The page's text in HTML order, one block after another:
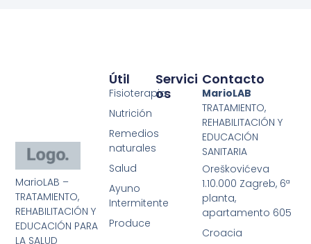
MarioLAB –
TRATAMIENTO,
REHABILITACIÓN Y
EDUCACIÓN PARA
LA SALUD
Servici
Os
Útil
Fisioterapia
Nutrición
Remedios
naturales
Salud
Ayuno
Intermitente
Produce
Contacto
MarioLAB
TRATAMIENTO,
REHABILITACIÓN Y
EDUCACIÓN
SANITARIA
Oreškovićeva
1.10.000 Zagreb, 6ª
planta,
apartamento 605
Croacia